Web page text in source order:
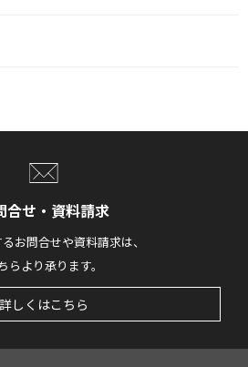
合せ・資料請求
お問合せや資料請求は、
らより承ります。
詳しくはこちら